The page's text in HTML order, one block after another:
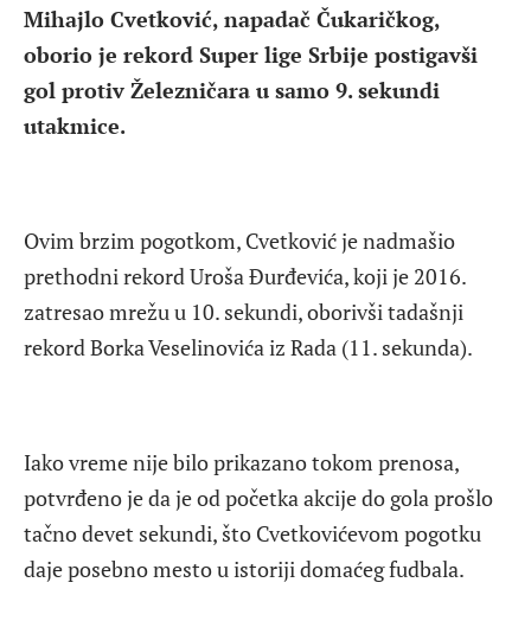
Mihajlo Cvetković, napadač Čukaričkog,
oborio je rekord Super lige Srbije postigavši
gol protiv Železničara u samo 9. sekundi
utakmice.
Ovim brzim pogotkom, Cvetković je nadmašio
prethodni rekord Uroša Đurđevića, koji je 2016.
zatresao mrežu u 10. sekundi, oborivši tadašnji
rekord Borka Veselinovića iz Rada (11. sekunda).
Iako vreme nije bilo prikazano tokom prenosa,
potvrđeno je da je od početka akcije do gola prošlo
tačno devet sekundi, što Cvetkovićevom pogotku
daje posebno mesto u istoriji domaćeg fudbala.